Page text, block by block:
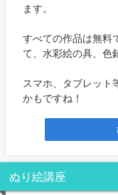
ます。
すべての作品は無料
て、水彩絵の具、色
スマホ、タブレット
かもですね！
ぬり絵講座